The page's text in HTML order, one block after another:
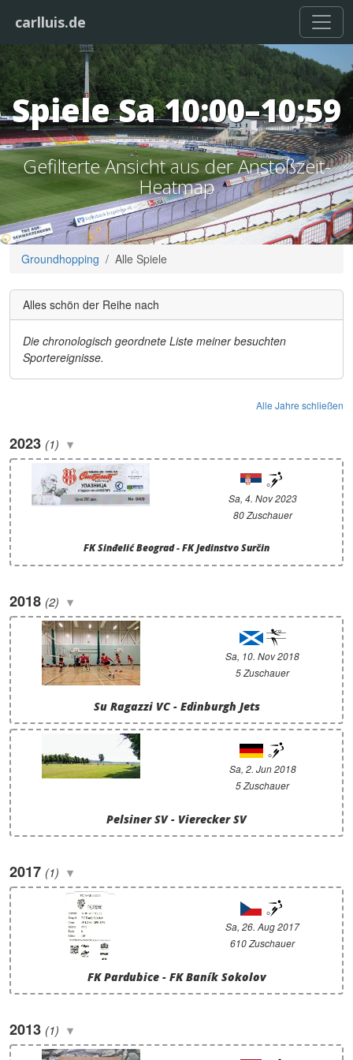
carlluis.de
Spiele Sa 10:00–10:59
Gefilterte Ansicht aus der Anstoßzeit-
Heatmap
Groundhopping Alle Spiele
Alles schön der Reihe nach
Die chronologisch geordnete Liste meiner besuchten
Sportereignisse.
Alle Jahre schließen
2023 (1)
Sa, 4. Nov 2023
80 Zuschauer
FK Sinđelić Beograd - FK Jedinstvo Surčin
2018 (2)
Sa, 10. Nov 2018
5 Zuschauer
Su Ragazzi VC - Edinburgh Jets
Sa, 2. Jun 2018
5 Zuschauer
Pelsiner SV - Vierecker SV
2017 (1)
Sa, 26. Aug 2017
610 Zuschauer
FK Pardubice - FK Baník Sokolov
2013 (1)